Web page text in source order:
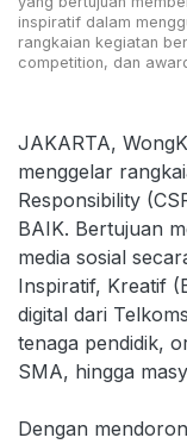
inspiratif dalam
rangkaian kegiatan
competition, dan
JAKARTA,
menggelar
Responsibility
BAIK. Bertujuan
media sosial
Inspiratif, Kreatif
digital dari
tenaga pendidik,
SMA, hingga
Dengan